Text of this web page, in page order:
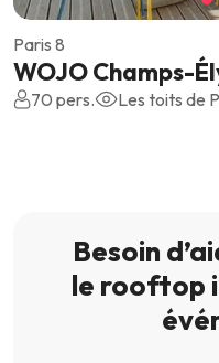
Paris 8
WOJO Champs-
70 pers. Les toits de
Besoin
le rooftop